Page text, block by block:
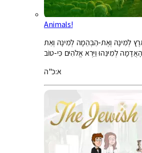
Animals!
לְמִינָהּ וְאֶת-הַבְּהֵמָה לְמִינָהּ וְאֵת
לְמִינֵהוּ וַיַּרְא אֱלֹהִים כִּי-טוֹב
א:כ"ה